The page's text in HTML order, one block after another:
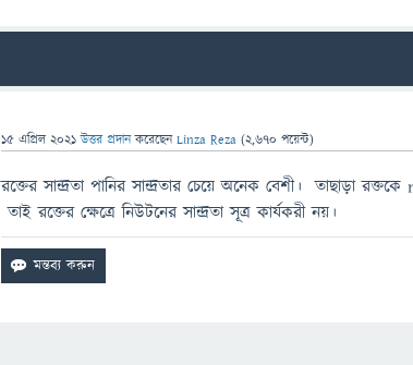
15 এপ্রিল 2021 উত্তর প্রদান করেছেনLinza Reza (2,670 পয়েন্ট)
রক্তের সান্দ্রতা পানির সান্দ্রতার চেয়ে অনেক বেশী। তাছাড়া
তাই রক্তের ক্ষেত্রে নিউটনের সান্দ্রতা সূত্র কার্যকরী নয়।